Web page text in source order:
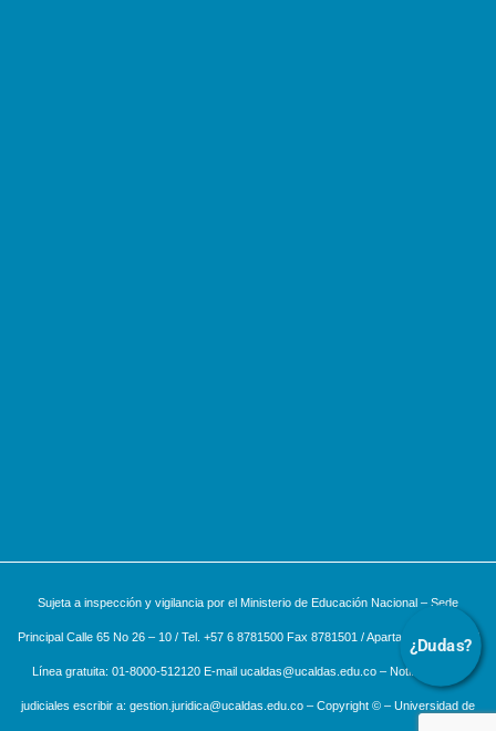
¿Dudas?
Sujeta a inspección y vigilancia por el Ministerio de Educación Nacional – Sede
Principal Calle 65 No 26 – 10 / Tel. +57 6 8781500 Fax 8781501 / Apartado aéreo 275 /
Línea gratuita: 01-8000-512120 E-mail ucaldas@ucaldas.edu.co – Notificaciones
judiciales escribir a: gestion.juridica@ucaldas.edu.co – Copyright © – Universidad de